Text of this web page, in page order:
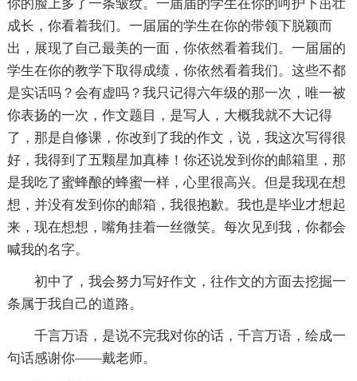
你的脸上多了一条皱纹。一届届的学生在你的呵护下茁壮
成长，你看着我们。一届届的学生在你的带领下脱颖而
出，展现了自己最美的一面，你依然看着我们。一届届的
学生在你的教学下取得成绩，你依然看着我们。这些不都
是实话吗？会有虚吗？我只记得六年级的那一次，唯一被
你表扬的一次，作文题目，是写人，大概我就不大记得
了，那是自修课，你改到了我的作文，说，我这次写得很
好，我得到了五颗星加真棒！你还说发到你的邮箱里，那
是我吃了蜜蜂酿的蜂蜜一样，心里很高兴。但是我现在想
想，并没有发到你的邮箱，我很抱歉。我也是毕业才想起
来，现在想想，嘴角挂着一丝微笑。每次见到我，你都会
喊我的名字。
初中了，我会努力写好作文，往作文的方面去挖掘一
条属于我自己的道路。
千言万语，是说不完我对你的话，千言万语，绘成一
句话感谢你——戴老师。